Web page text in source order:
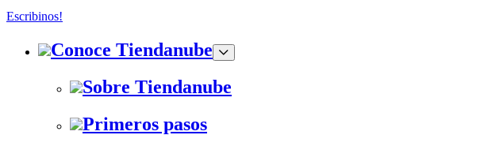
Escribinos!
Conoce Tiendanube
Sobre Tiendanube
Primeros pasos